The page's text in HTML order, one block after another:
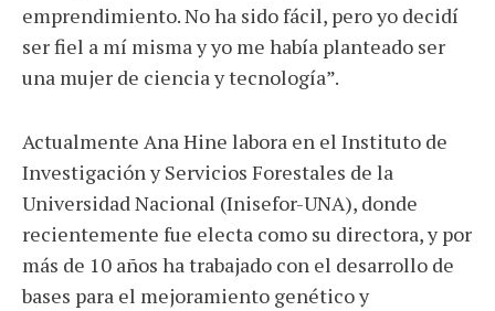
emprendimiento. No ha sido fácil, pero yo decidí
ser fiel a mí misma y yo me había planteado ser
una mujer de ciencia y tecnología”.
Actualmente Ana Hine labora en el Instituto de
Investigación y Servicios Forestales de la
Universidad Nacional (Inisefor-UNA), donde
recientemente fue electa como su directora, y por
más de 10 años ha trabajado con el desarrollo de
bases para el mejoramiento genético y